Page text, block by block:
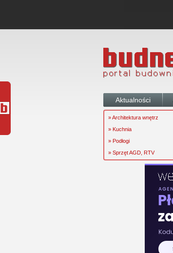
Aktualności
» Architektura wnętrz
» Kuchnia
» Podłogi
» Sprzęt AGD, RTV